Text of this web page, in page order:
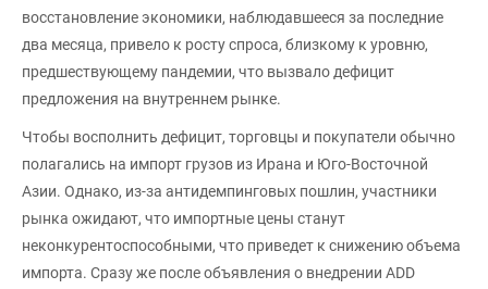
восстановление экономики, наблюдавшееся за последние
два месяца, привело к росту спроса, близкому к уровню,
предшествующему пандемии, что вызвало дефицит
предложения на внутреннем рынке.
Чтобы восполнить дефицит, торговцы и покупатели обычно
полагались на импорт грузов из Ирана и Юго-Восточной
Азии. Однако, из-за антидемпинговых пошлин, участники
рынка ожидают, что импортные цены станут
неконкурентоспособными, что приведет к снижению объема
импорта. Сразу же после объявления о внедрении ADD